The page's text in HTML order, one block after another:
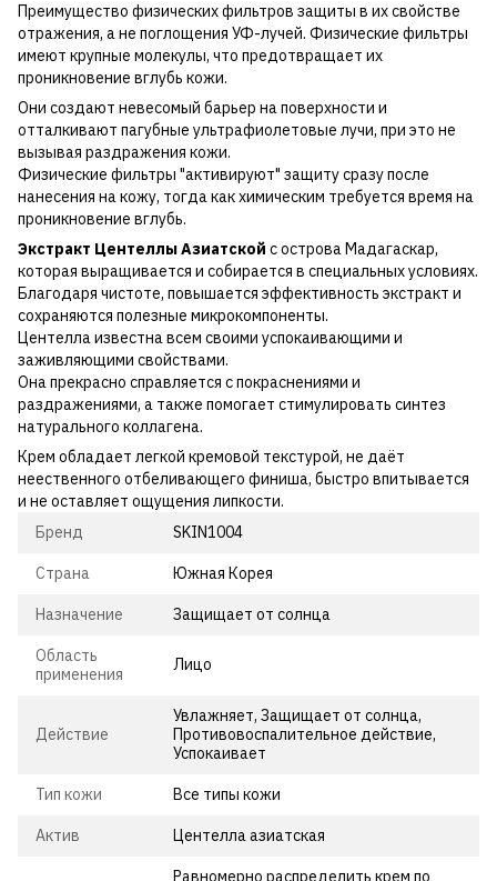
Преимущество физических фильтров защиты в их свойстве
отражения, а не поглощения УФ-лучей. Физические фильтры
имеют крупные молекулы, что предотвращает их
проникновение вглубь кожи.
Они создают невесомый барьер на поверхности и
отталкивают пагубные ультрафиолетовые лучи, при это не
вызывая раздражения кожи.
Физические фильтры "активируют" защиту сразу после
нанесения на кожу, тогда как химическим требуется время на
проникновение вглубь.
Экстракт Центеллы Азиатской с острова Мадагаскар,
которая выращивается и собирается в специальных условиях.
Благодаря чистоте, повышается эффективность экстракт и
сохраняются полезные микрокомпоненты.
Центелла известна всем своими успокаивающими и
заживляющими свойствами.
Она прекрасно справляется с покраснениями и
раздражениями, а также помогает стимулировать синтез
натурального коллагена.
Крем обладает легкой кремовой текстурой, не даёт
неественного отбеливающего финиша, быстро впитывается
и не оставляет ощущения липкости.
Бренд
SKIN1004
Страна Южная Корея
Назначение Защищает от солнца
Область
применения
Лицо
Действие
Увлажняет, Защищает от солнца,
Противовоспалительное действие,
Успокаивает
Тип кожи Все типы кожи
Актив Центелла азиатская
Равномерно распределить крем по